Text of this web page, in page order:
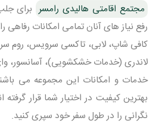
مجتمع اقامتی هالیدی رامسر برای
رفع نیاز های آنان تمامی امکانات
لاندری (خدمات خشکشویی)، آسانسور،
خدمات و امکانات این مجموعه می
بهترین کیفیت در اختیار شما قرار گرفته
نگرانی را در طول سفر خود سپری کنید.